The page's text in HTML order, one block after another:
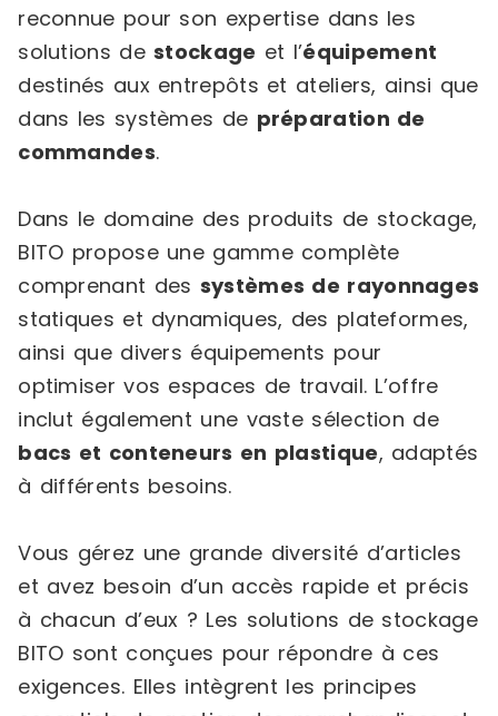
reconnue pour son expertise dans les
solutions destockage et l’équipement
destinés aux entrepôts et ateliers, ainsi que
dans les systèmes de préparation de
commandes.
Dans le domaine des produits de stockage,
BITO propose une gamme complète
comprenant des systèmes de rayonnages
statiques et dynamiques, des plateformes,
ainsi que divers équipements pour
optimiser vos espaces de travail. L’offre
inclut également une vaste sélection de
bacs et conteneurs en plastique, adaptés
à différents besoins.
Vous gérez une grande diversité d’articles
et avez besoin d’un accès rapide et précis
à chacun d’eux ? Les solutions de stockage
BITO sont conçues pour répondre à ces
exigences. Elles intègrent les principes